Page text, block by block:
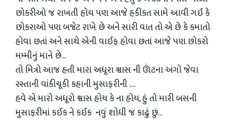
છોકરીઓ જ રાખતી હોય પણ આજે હકીકત સામે આવી ગઈ કે
છોકરાઓ પણ બજેટ રાખે છે અને સારી વાત તો એ છે કે કમાતો
હોવા છતાં અને સાથે એની વાઈફ હોવા છતાં આજે પણ છોકરો
મમ્મીનું માને છે...
તો મિત્રો આજ હતી મારા અધૂરા શ્વાસ ની ઊંટના અંગો જેવા
રસ્તાની વાંકીચૂકી કહાની મુસાફરીની ....
હવે એ મારો અધૂરો શ્વાસ હોય કે ના હોય, હું તો મારી બસની
મુસાફરીમાં કઈક ને કઈક નવું શોધી જ કાઢું છું...